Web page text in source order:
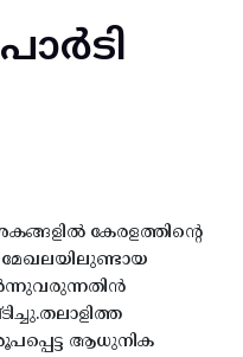
കേരളത്തിന്റെ
മേഖലയിലുണ്ടായ
ആധുനിക